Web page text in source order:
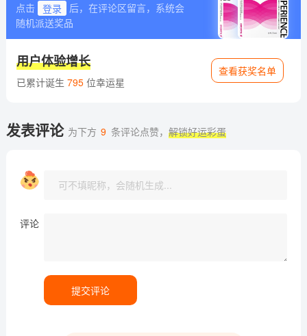
点击 登录
后，在评论区留言，系统会
随机派送奖品
用户体验增长
已累计诞生 795位幸运星
查看获奖名单
发表评论 为下方 9 条评论点赞，解锁好运彩蛋
评论
提交评论